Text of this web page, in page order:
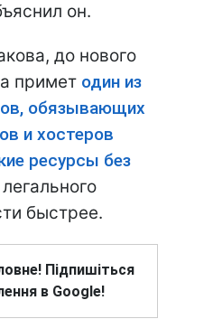
он.
до нового
примет один из
обязывающих
и хостеров
ресурсы без
быстрее.
Підпишіться
в Google!